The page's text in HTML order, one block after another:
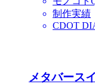
制作実績
CDOT
メタバース